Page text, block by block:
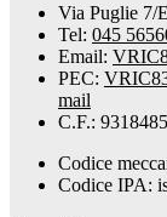
Via Puglie 7/
Tel: 045
Email:
PEC:
mail
C.F.:
Codice
Codice IPA: